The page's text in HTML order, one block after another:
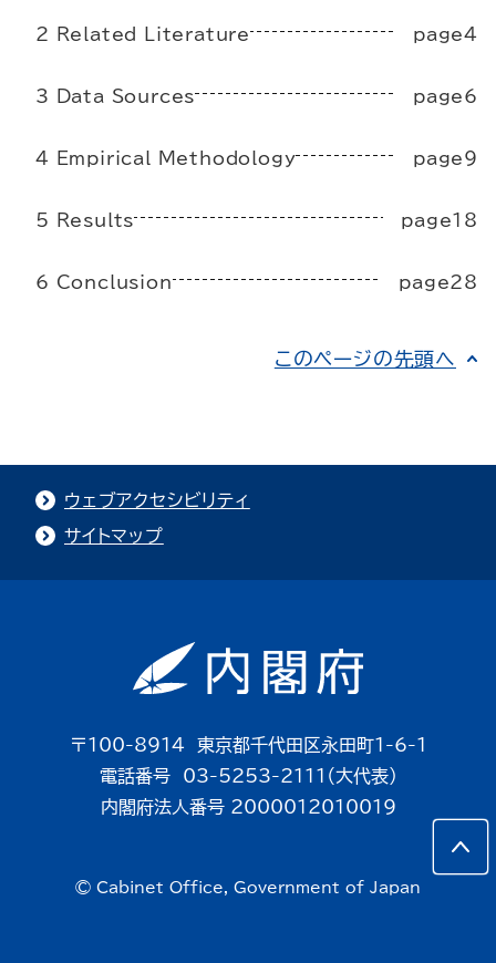
2 Related Literature page4
3 Data Sources page6
4 Empirical Methodology page9
5 Results page18
6 Conclusion page28
このページの先頭へ
ウェブアクセシビリティ
サイトマップ
〒100-8914 東京都千代田区永田町1-6-1
電話番号 03-5253-2111（大代表）
内閣府法人番号 2000012010019
© Cabinet Office, Government of Japan